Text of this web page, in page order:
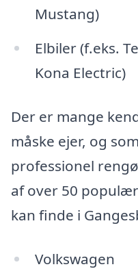
Mustang)
Elbiler (f.eks.
Kona Electric)
Der er mange
måske ejer, og
professionel
af over 50
kan finde i
Volkswagen